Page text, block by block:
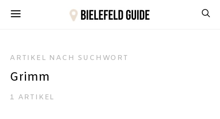
ARTIKEL NACH SUCHWORT
Grimm
1 ARTIKEL